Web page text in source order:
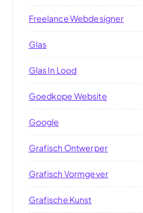
Freelance Webdesigner
Glas
Glas In Lood
Goedkope Website
Google
Grafisch Ontwerper
Grafisch Vormgever
Grafische Kunst